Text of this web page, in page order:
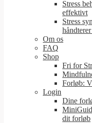
Stress
effektivt
Stress
Om os
FAQ
Shop
Fri for
Forløb:
Login
Dine
dit forløb